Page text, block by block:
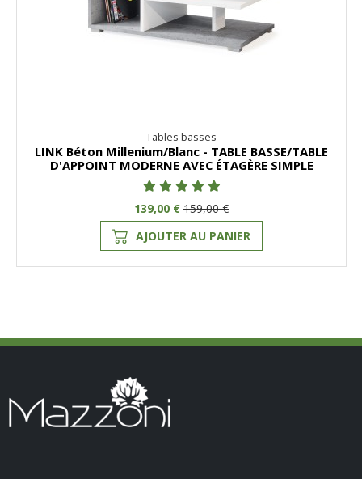
Tables basses
LINK Béton Millenium/Blanc - TABLE BASSE/TABLE
D'APPOINT MODERNE AVEC ÉTAGÈRE SIMPLE
139,00 € 159,00 €
AJOUTER AU PANIER